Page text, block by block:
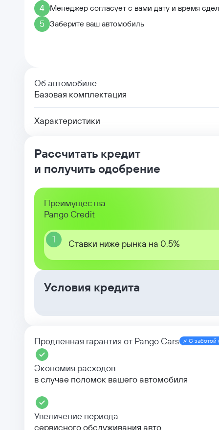
4 Менеджер согласует с вами дату и время
5 Заберите ваш автомобиль
Об автомобиле
Базовая комплектация
Характеристики
Рассчитать кредит
и получить одобрение
Преимущества
Pango Credit
1 Ставки ниже рынка на 0,5%
Условия кредита
Продленная гарантия от Pango Cars С заботой
Экономия расходов
в случае поломок вашего автомобиля
Увеличение периода
сервисного обслуживания авто